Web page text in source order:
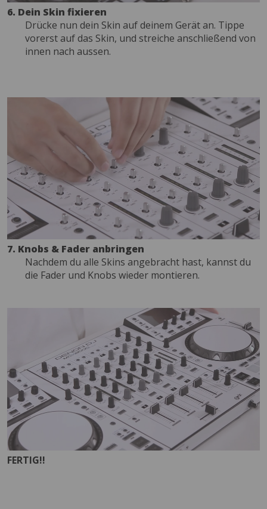
6. Dein Skin fixieren
Drücke nun dein Skin auf deinem Gerät an. Tippe
vorerst auf das Skin, und streiche anschließend von
innen nach aussen.
7. Knobs & Fader anbringen
Nachdem du alle Skins angebracht hast, kannst du
die Fader und Knobs wieder montieren.
FERTIG!!